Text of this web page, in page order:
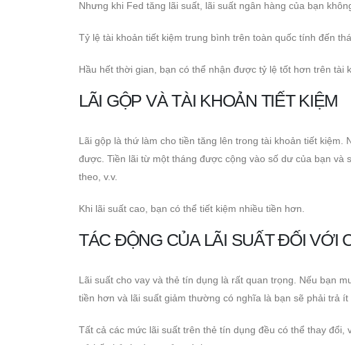
Nhưng khi Fed tăng lãi suất, lãi suất ngân hàng của bạn
Tỷ lệ tài khoản tiết kiệm trung bình trên toàn quốc tính đến
Hầu hết thời gian, bạn có thể nhận được tỷ lệ tốt hơn trên tài
LÃI GỘP VÀ TÀI KHOẢN TIẾT KIỆM
Lãi gộp là thứ làm cho tiền tăng lên trong tài khoản tiết
được. Tiền lãi từ một tháng được cộng vào số dư của bạn
theo, v.v.
Khi lãi suất cao, bạn có thể tiết kiệm nhiều tiền hơn.
TÁC ĐỘNG CỦA LÃI SUẤT ĐỐI VỚI
Lãi suất cho vay và thẻ tín dụng là rất quan trọng. Nếu bạn
tiền hơn và lãi suất giảm thường có nghĩa là bạn sẽ phải trả ít
Tất cả các mức lãi suất trên thẻ tín dụng đều có thể thay